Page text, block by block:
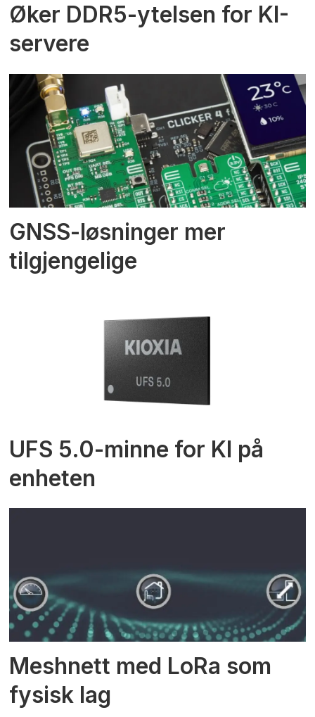
Øker DDR5-ytelsen for KI-
servere
GNSS-løsninger mer
tilgjengelige
UFS 5.0-minne for KI på
enheten
Meshnett med LoRa som
fysisk lag